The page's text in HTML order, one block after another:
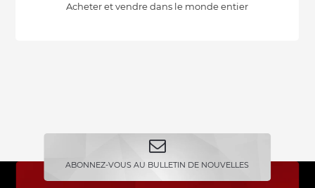
Acheter et vendre dans le monde entier
ABONNEZ-VOUS AU BULLETIN DE NOUVELLES